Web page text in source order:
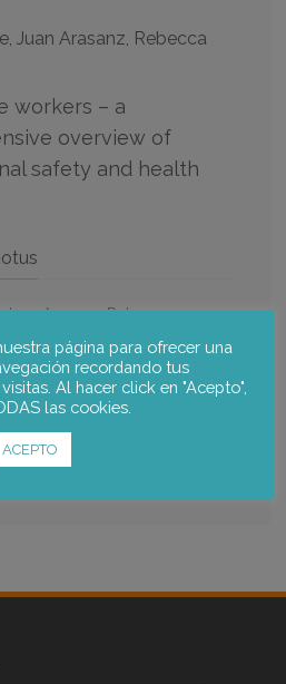
Juan Arasanz, Rebecca
workers – a
overview of
safety and health
Juan Arasanz,Rebecca
página para ofrecer una
recordando tus
Al hacer click en "Acepto",
las cookies.
ACEPTO